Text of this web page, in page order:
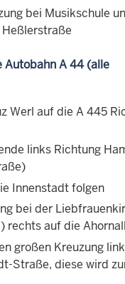
bei Musikschule
Autobahn A 44 (alle
Werl auf die A 445
links Richtung
Innenstadt folgen
bei der
rechts auf die
großen Kreuzung
Straße, diese wird